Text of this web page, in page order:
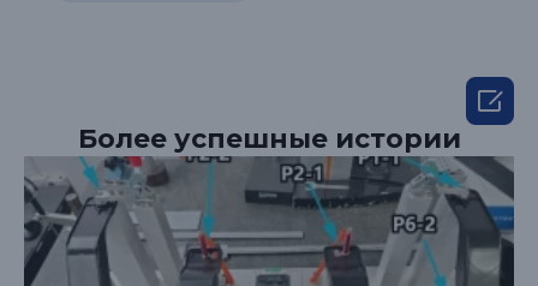
Более успешные истории
